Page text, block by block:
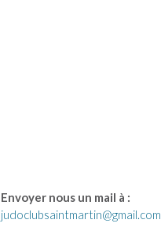
Envoyer nous un mail à :
judoclubsaintmartin@gmail.com